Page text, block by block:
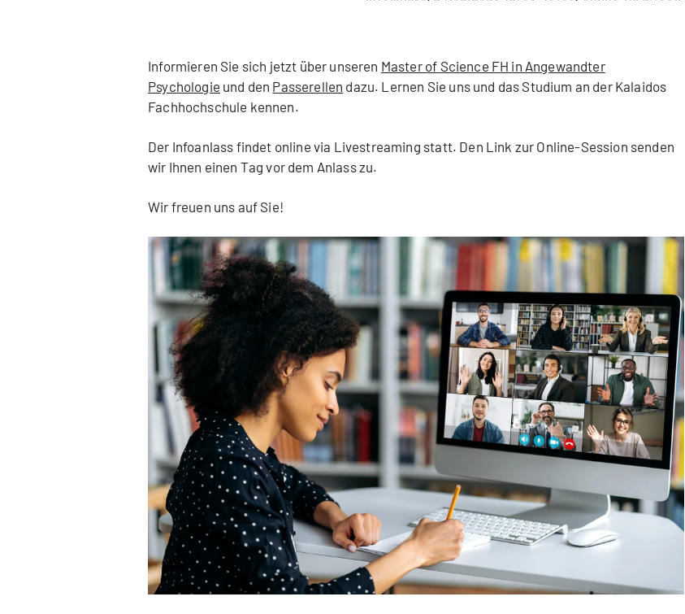
Informieren Sie sich jetzt über unseren Master of Science FH in Angewandter
Psychologie und den Passerellen dazu. Lernen Sie uns und das Studium an der Kalaidos
Fachhochschule kennen.
Der Infoanlass findet online via Livestreaming statt. Den Link zur Online-Session senden
wir Ihnen einen Tag vor dem Anlass zu.
Wir freuen uns auf Sie!